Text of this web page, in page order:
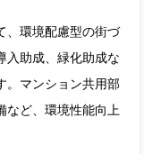
、環境配慮型の街づ
入助成、緑化助成な
。マンション共用部
など、環境性能向上